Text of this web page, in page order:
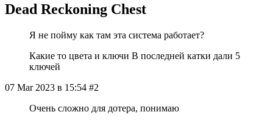
Dead Reckoning Chest
Я не пойму как там эта система работает?
Какие то цвета и ключи В последней катки дали 5
ключей
07 Mar 2023 в 15:54 #2
Очень сложно для дотера, понимаю